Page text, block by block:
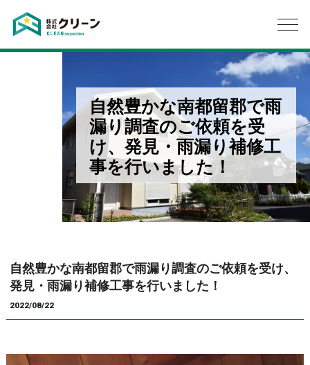
自然豊かな南都留郡で雨
漏り調査のご依頼を受
け、発見・雨漏り補修工
事を行いました！
自然豊かな南都留郡で雨漏り調査のご依頼を受け、
発見・雨漏り補修工事を行いました！
2022/08/22